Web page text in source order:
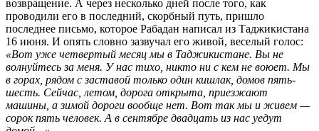
возвращение. А через несколько дней после того, как
проводили его в последний, скорбный путь, пришло
последнее письмо, которое Рабадан написал из Таджикистана
16 июня. И опять словно зазвучал его живой, веселый голос:
«Вот уже четвертый месяц мы в Таджикистане. Вы не
волнуйтесь за меня. У нас тихо, никто ни с кем не воюет. Мы
в горах, рядом с заставой только один кишлак, домов пять-
шесть. Сейчас, летом, дорога открыта, приезжают
машины, а зимой дороги вообще нет. Вот так мы и живем —
сорок пять человек. А в сентябре двадцать из нас уедут